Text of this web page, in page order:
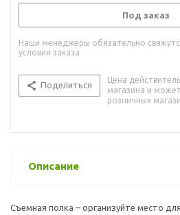
Под заказ
Наши менеджеры обязательно
условия заказа
Поделиться
Цена
магазина и
розничных
Описание
Съемная полка – организуйте место